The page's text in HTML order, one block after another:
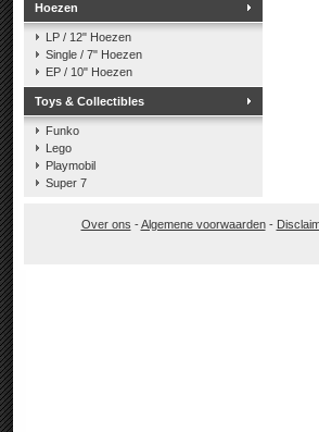
Hoezen
LP / 12" Hoezen
Single / 7" Hoezen
EP / 10" Hoezen
Toys & Collectibles
Funko
Lego
Playmobil
Super 7
Over ons -Algemene voorwaarden-